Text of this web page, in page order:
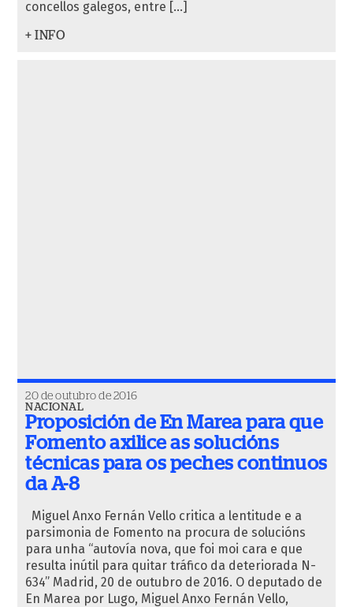
concellos galegos, entre […]
+ INFO
20 de outubro de 2016
NACIONAL
Proposición de En Marea para que
Fomento axilice as solucións
técnicas para os peches continuos
da A-8
Miguel Anxo Fernán Vello critica a lentitude e a
parsimonia de Fomento na procura de solucións
para unha “autovía nova, que foi moi cara e que
resulta inútil para quitar tráfico da deteriorada N-
634” Madrid, 20 de outubro de 2016. O deputado de
En Marea por Lugo, Miguel Anxo Fernán Vello,